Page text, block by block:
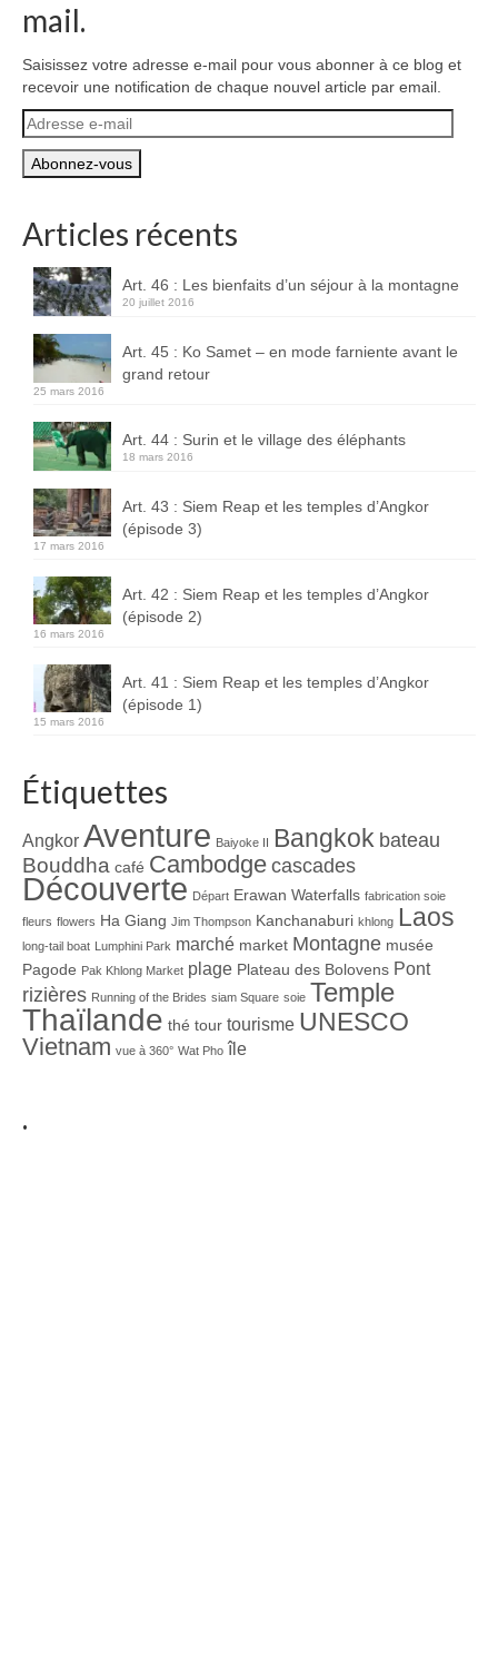
Blog
Catégories
Boucles d’articles
Commentaires récents
Archives des articles
Nuage d’étiquettes
Flux RSS : Les articles
Images à la Une
Menu
mail.
Saisissez votre adresse e-mail pour vous abonner à ce blog et
recevoir une notification de chaque nouvel article par email.
Adresse
e-
mail
Articles récents
Art. 46 : Les bienfaits d’un séjour à la montagne
20 juillet 2016
Art. 45 : Ko Samet – en mode farniente avant le
grand retour
25 mars 2016
Art. 44 : Surin et le village des éléphants
18 mars 2016
Art. 43 : Siem Reap et les temples d’Angkor
(épisode 3)
17 mars 2016
Art. 42 : Siem Reap et les temples d’Angkor
(épisode 2)
16 mars 2016
Art. 41 : Siem Reap et les temples d’Angkor
(épisode 1)
15 mars 2016
Étiquettes
Angkor Aventure Baiyoke II Bangkok bateau
Bouddha café Cambodge cascades
Découverte Départ Erawan Waterfalls fabrication soie
fleurs flowers Ha Giang Jim Thompson Kanchanaburi khlong Laos
long-tail boat Lumphini Park marché market Montagne musée
Pagode Pak Khlong Market plage Plateau des Bolovens Pont
rizières Running of the Brides siam Square soie Temple
Thaïlande thé tour tourisme UNESCO
Vietnam vue à 360° Wat Pho île
.